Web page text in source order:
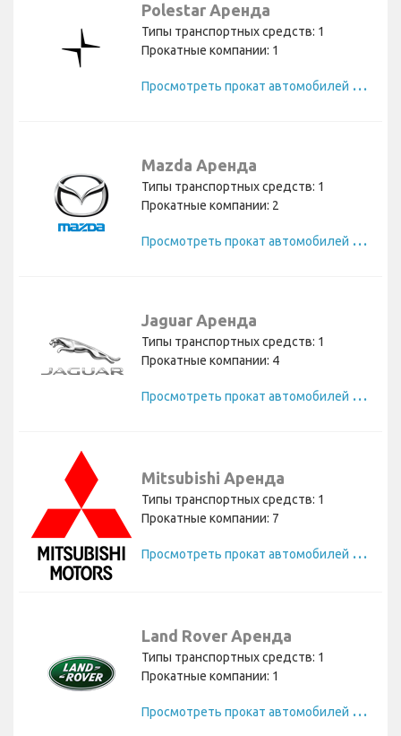
Polestar Аренда
Типы транспортных средств: 1
Прокатные компании: 1
П
росмотреть прокат автомобилей Polestar
Mazda Аренда
Типы транспортных средств: 1
Прокатные компании: 2
П
росмотреть прокат автомобилей Mazda
Jaguar Аренда
Типы транспортных средств: 1
Прокатные компании: 4
П
росмотреть прокат автомобилей Jaguar
Mitsubishi Аренда
Типы транспортных средств: 1
Прокатные компании: 7
П
росмотреть прокат автомобилей Mitsubishi
Land Rover Аренда
Типы транспортных средств: 1
Прокатные компании: 1
П
росмотреть прокат автомобилей Land Rover